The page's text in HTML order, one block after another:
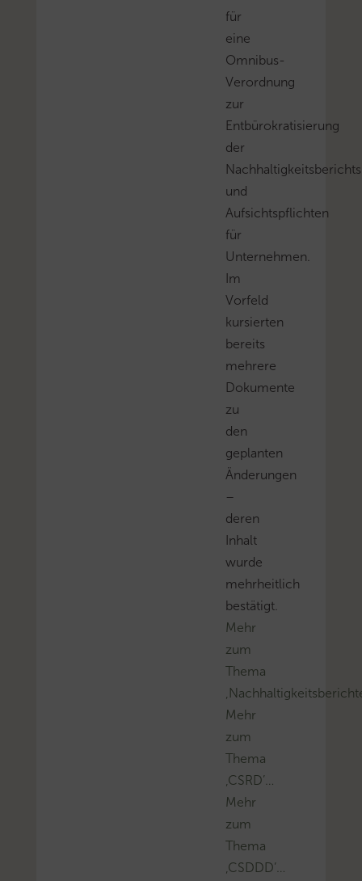
für
eine
Omnibus-
Verordnung
zur
Entbürokratisierung
der
und
Aufsichtspflichten
für
Unternehmen.
Im
Vorfeld
kursierten
bereits
mehrere
Dokumente
zu
den
geplanten
Änderungen
–
deren
Inhalt
wurde
mehrheitlich
bestätigt.
Mehr
zum
Thema
Mehr
zum
Thema
‚CSRD’…
Mehr
zum
Thema
‚CSDDD’…